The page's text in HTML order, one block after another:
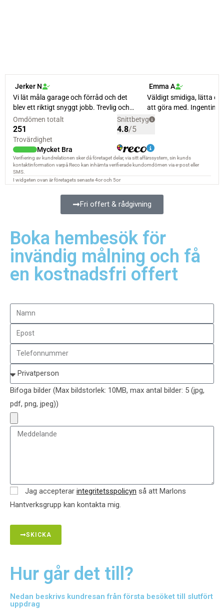
Fri offert & rådgivning
Boka hembesök för
invändig målning och få
en kostnadsfri offert
Bifoga bilder (Max bildstorlek: 10MB, max antal bilder: 5 (jpg,
pdf, png, jpeg))
Jag accepterar integritetsspolicyn så att Marlons
Hantverksgrupp kan kontakta mig.
SKICKA
Hur går det till?
Nedan beskrivs kundresan från första besöket till slutfört
uppdrag